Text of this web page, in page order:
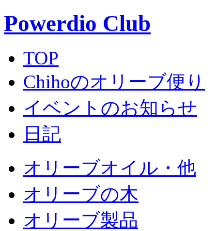
Powerdio Club
TOP
Chihoのオリーブ便り
イベントのお知らせ
日記
オリーブオイル・他
オリーブの木
オリーブ製品